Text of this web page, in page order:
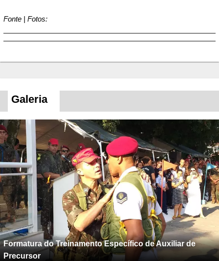
Fonte | Fotos:
Galeria
Formatura do Treinamento Específico de Auxiliar de
Precursor